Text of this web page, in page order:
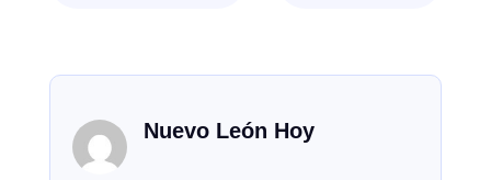
Nuevo León Hoy